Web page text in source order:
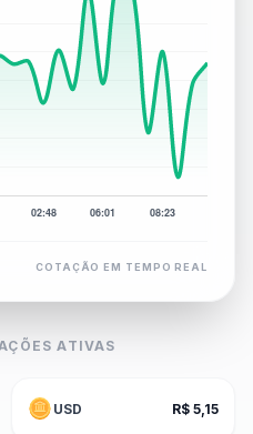
COTAÇÃO EM TEMPO REAL
ATIVAS
USD R$ 5,15